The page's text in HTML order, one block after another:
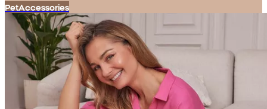
PetAccessories